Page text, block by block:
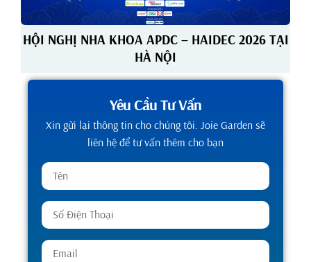
HỘI NGHỊ NHA KHOA APDC – HAIDEC 2026 TẠI
HÀ NỘI
Yêu Cầu Tư Vấn
Xin gửi lại thông tin cho chúng tôi. Joie Garden sẽ
liên hệ để tư vấn thêm cho bạn